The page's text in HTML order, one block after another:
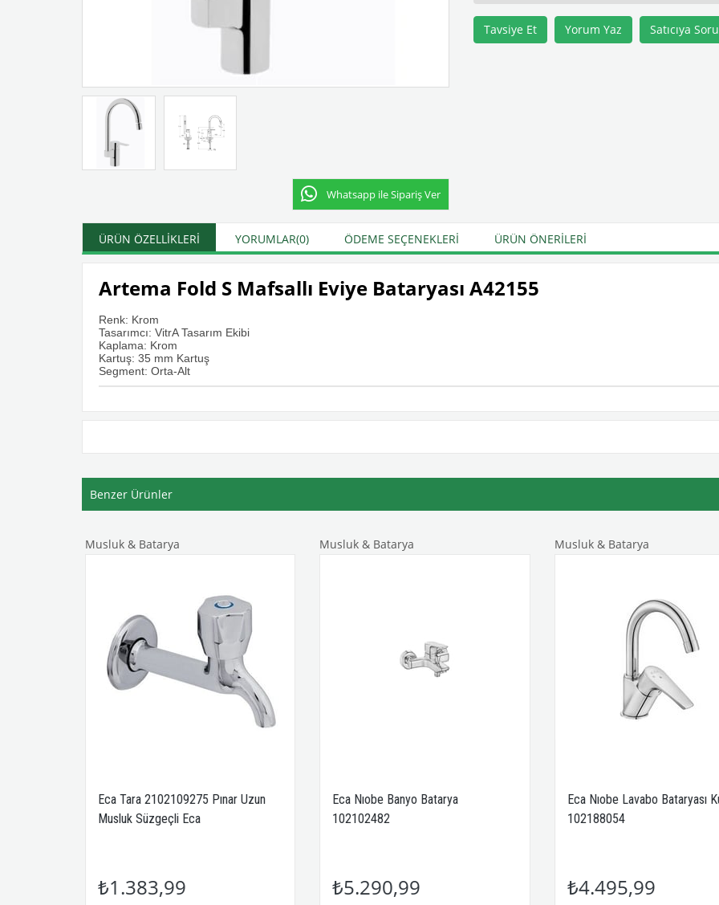
Whatsapp ile Sipariş Ver
Tavsiye Et Yorum Yaz Satıcıya
ÜRÜN ÖZELLIKLERI YORUMLAR(0) ÖDEME SEÇENEKLERI ÜRÜN ÖNERILERI
Artema Fold S Mafsallı Eviye Bataryası A42155
Renk: Krom
Tasarımcı: VitrA Tasarım Ekibi
Kaplama: Krom
Kartuş: 35 mm Kartuş
Segment: Orta-Alt
Benzer Ürünler
Musluk & Batarya
Eca Tara 2102109275 Pınar Uzun
Musluk Süzgeçli Eca
₺1.383,99
Musluk & Batarya
Eca Nıobe Banyo Batarya
102102482
₺5.290,99
Musluk & Batarya
Eca Nıobe Lavabo Bataryası
102188054
₺4.495,99